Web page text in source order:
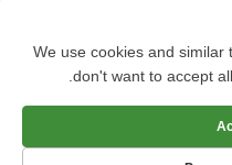
بواسطة شركة شانتو مينغدا للنسيج
We use cookies and similar
don't want to accept